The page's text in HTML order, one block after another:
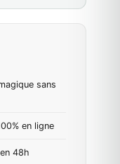
sans
en ligne
48h